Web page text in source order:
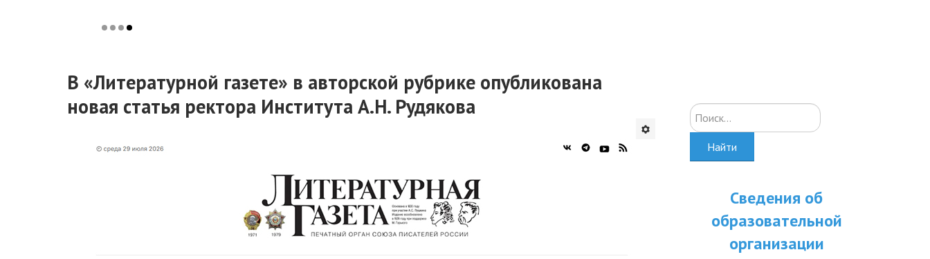
В «Литературной газете» в авторской рубрике опубликована
новая статья ректора Института А.Н. Рудякова
Искать...
Найти
Сведения об
образовательной
организации